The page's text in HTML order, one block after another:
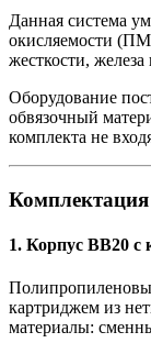
Данная система
окисляемости
жесткости,
Оборудование
обвязочный
комплекта не
1. Корпус BB20 с
картриджем из
материалы: